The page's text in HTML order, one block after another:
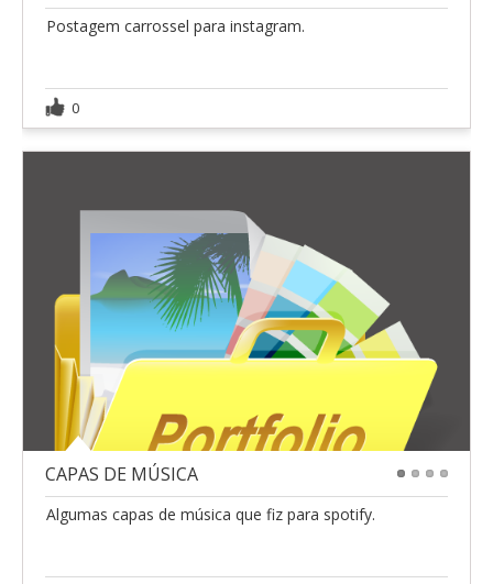
Postagem carrossel para instagram.
0
CAPAS DE MÚSICA
Algumas capas de música que fiz para spotify.